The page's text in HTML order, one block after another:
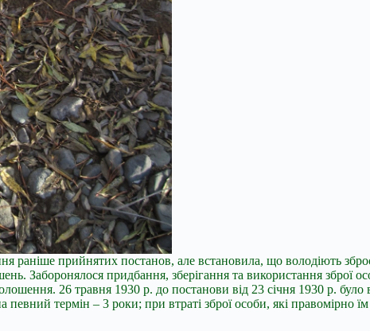
раніше прийнятих постанов, але встановила, що володіють
Заборонялося придбання, зберігання та використання зброї
26 травня 1930 р. до постанови від 23 січня 1930 р.
певний термін – 3 роки; при втраті зброї особи, які правомірно